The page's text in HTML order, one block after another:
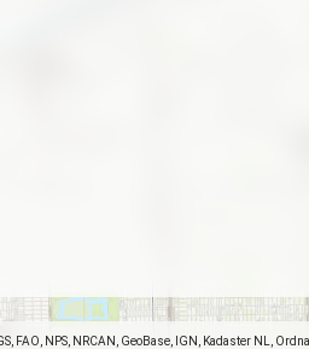
FAO, NPS, NRCAN, GeoBase, IGN, Kadaster NL,